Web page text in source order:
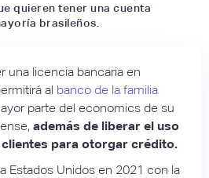
quieren tener una cuenta
brasileños.
una licencia bancaria en
al banco de la familia
parte del economics de su
además de liberar el uso
para otorgar crédito.
Estados Unidos en 2021 con la